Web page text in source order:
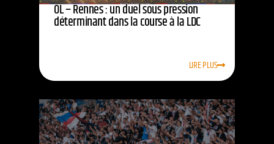
OL – Rennes : un duel sous pression
déterminant dans la course à la LDC
LIRE PLUS